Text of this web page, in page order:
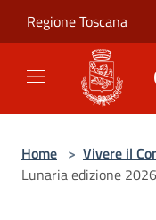
Regione Toscana
Home > Vivere il
Lunaria edizione 2026